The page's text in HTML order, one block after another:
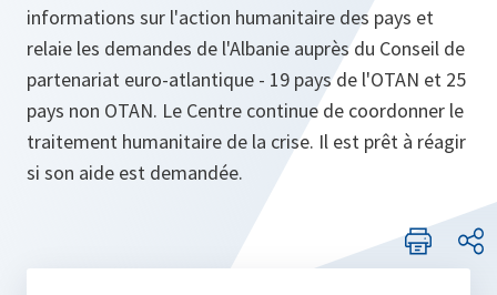
informations sur l'action humanitaire des pays et
relaie les demandes de l'Albanie auprès du Conseil de
partenariat euro-atlantique - 19 pays de l'OTAN et 25
pays non OTAN. Le Centre continue de coordonner le
traitement humanitaire de la crise. Il est prêt à réagir
si son aide est demandée.